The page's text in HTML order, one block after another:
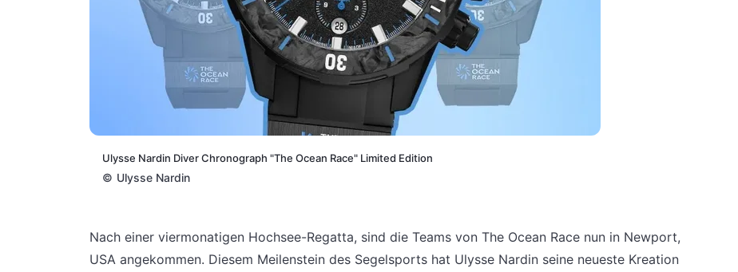
Ulysse Nardin Diver Chronograph "The Ocean Race" Limited Edition
© Ulysse Nardin
Nach einer viermonatigen Hochsee-Regatta, sind die Teams von The Ocean Race nun in Newport,
USA angekommen. Diesem Meilenstein des Segelsports hat Ulysse Nardin seine neueste Kreation